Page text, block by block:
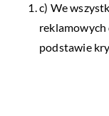
c) We
podstawie